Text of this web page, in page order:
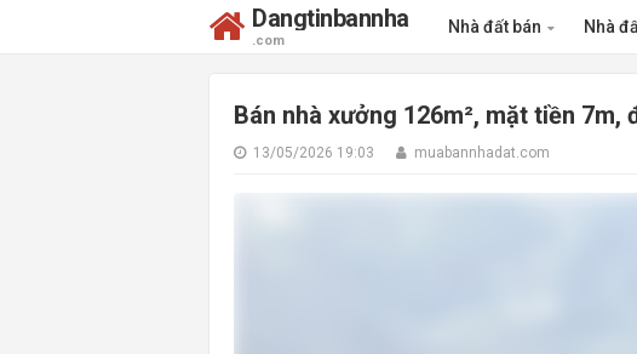
Dangtinbannha
.com
Nhà đất bán Nhà
Bán nhà xưởng 126m², mặt tiền
13/05/2026 19:03 muabannhadat.com